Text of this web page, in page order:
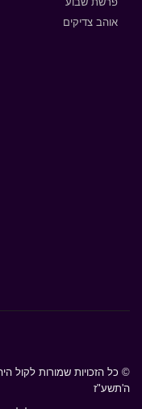
אוהב צדיקים
© כל הזכויות שמורות לקול
ה'תשע"ז